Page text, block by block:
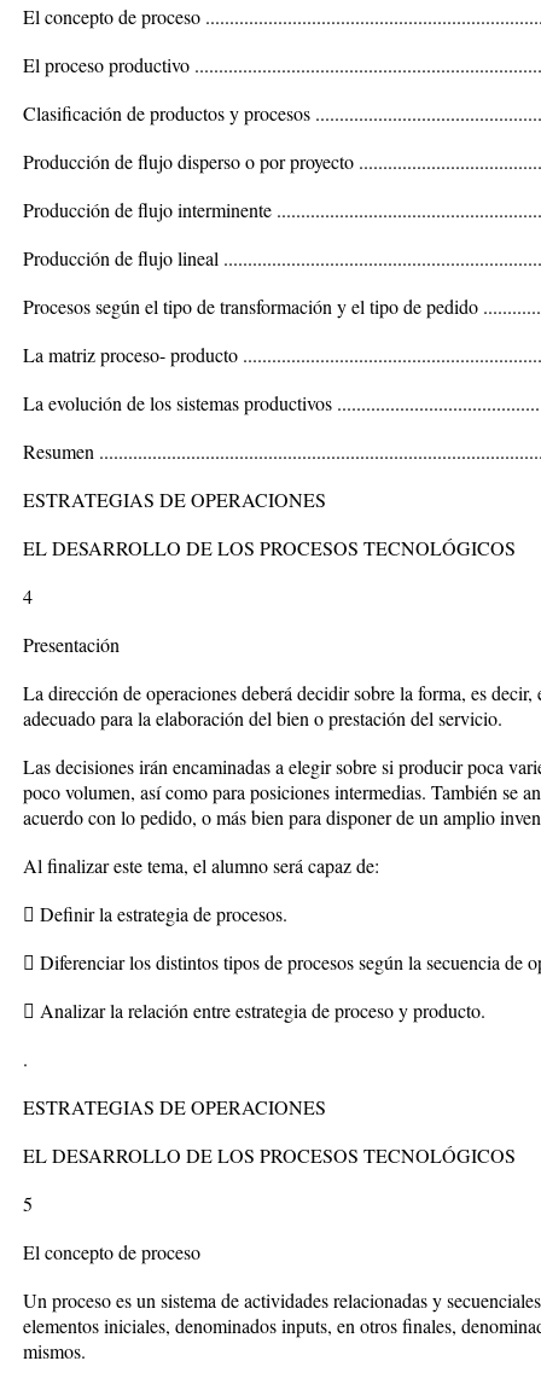
El concepto de proceso
El proceso productivo
Clasificación de productos y procesos
Producción de flujo disperso o por proyecto
Producción de flujo interminente
Producción de flujo lineal
Procesos según el tipo de transformación y el tipo de pedido
La matriz proceso- producto
La evolución de los sistemas productivos
Resumen
ESTRATEGIAS DE OPERACIONES
EL DESARROLLO DE LOS PROCESOS TECNOLÓGICOS
4
Presentación
La dirección de operaciones deberá decidir sobre la forma, es decir,
adecuado para la elaboración del bien o prestación del servicio.
Las decisiones irán encaminadas a elegir sobre si producir poca
poco volumen, así como para posiciones intermedias. También se
acuerdo con lo pedido, o más bien para disponer de un amplio
Al finalizar este tema, el alumno será capaz de:
 Definir la estrategia de procesos.
 Diferenciar los distintos tipos de procesos según la secuencia de
 Analizar la relación entre estrategia de proceso y producto.
.
ESTRATEGIAS DE OPERACIONES
EL DESARROLLO DE LOS PROCESOS TECNOLÓGICOS
5
El concepto de proceso
Un proceso es un sistema de actividades relacionadas y
elementos iniciales, denominados inputs, en otros finales,
mismos.